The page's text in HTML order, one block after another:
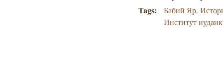
Tags:
Бабий Яр.
Институт